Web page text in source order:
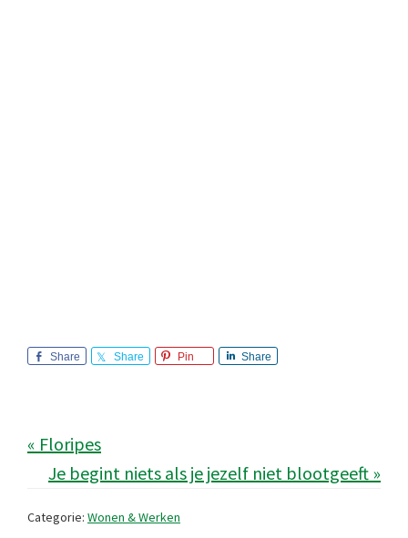
Share Share Pin Share
« Floripes
Je begint niets als je jezelf niet blootgeeft »
Categorie: Wonen & Werken